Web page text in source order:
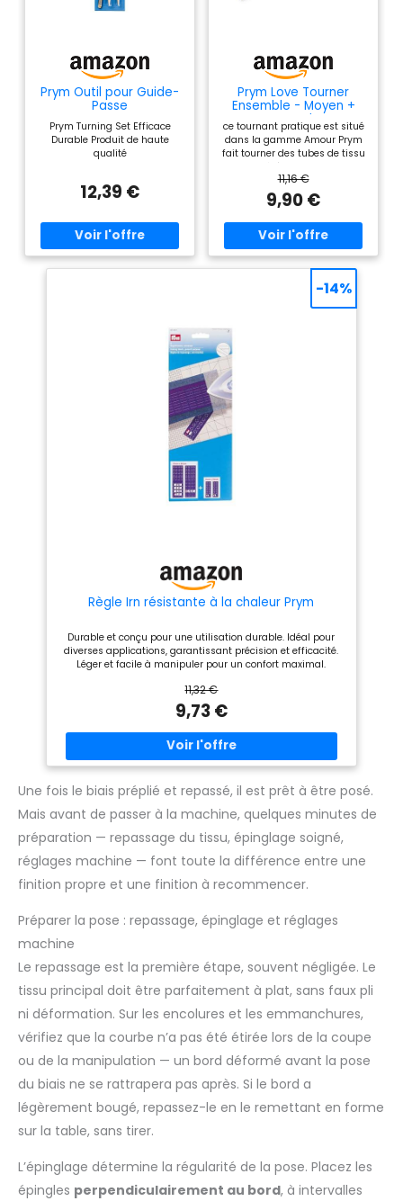
Prym Outil pour Guide-
Passe
Prym Turning Set Efficace
Durable Produit de haute
qualité
12,39 €
Prym Love Tourner
Ensemble - Moyen +
Grand
ce tournant pratique est situé
dans la gamme Amour Prym
fait tourner des tubes de tissu
sur le côté droit beaucoup
plus facile et est donc un
accessoire de couture
particulièrement utile. Tube en
plastique ainsi que la tige
tourne dans le bambou. 2
tailles de tubes de tissu avec
une largeur de tunnel de 19
utiliser la tige de bambou
d'abord cousu sur un côté et
11,16 €
9,90 €
Règle Irn résistante à la chaleur Prym
Durable et conçu pour une utilisation durable. Idéal pour
diverses applications, garantissant précision et efficacité.
Léger et facile à manipuler pour un confort maximal.
11,32 €
9,73 €
-14%
Une fois le biais préplié et repassé, il est prêt à être posé.
Mais avant de passer à la machine, quelques minutes de
préparation — repassage du tissu, épinglage soigné,
réglages machine — font toute la différence entre une
finition propre et une finition à recommencer.
Préparer la pose : repassage, épinglage et réglages
machine
Le repassage est la première étape, souvent négligée. Le
tissu principal doit être parfaitement à plat, sans faux pli
ni déformation. Sur les encolures et les emmanchures,
vérifiez que la courbe n’a pas été étirée lors de la coupe
ou de la manipulation — un bord déformé avant la pose
du biais ne se rattrapera pas après. Si le bord a
légèrement bougé, repassez-le en le remettant en forme
sur la table, sans tirer.
L’épinglage détermine la régularité de la pose. Placez les
épingles perpendiculairement au bord, à intervalles